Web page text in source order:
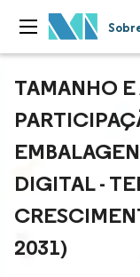
TAMANHO
DIGITAL -
2031)